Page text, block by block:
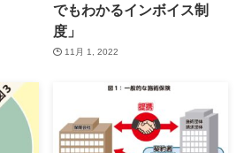
でもわかるインボイス制
度」
11月 1, 2022